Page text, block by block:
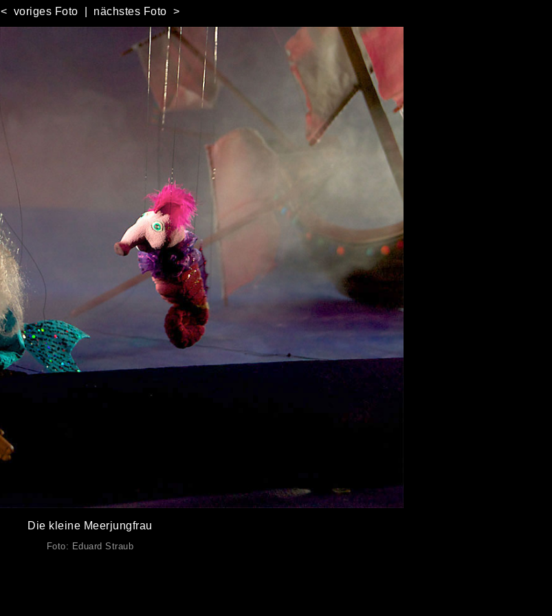
< voriges Foto nächstes Foto >
Die kleine Meerjungfrau
Foto: Eduard Straub